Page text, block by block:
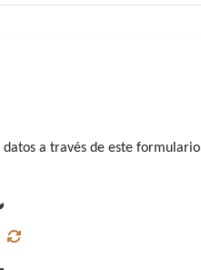
a través de este formulario